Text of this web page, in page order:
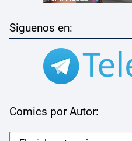
Siguenos en:
Comics por Autor: